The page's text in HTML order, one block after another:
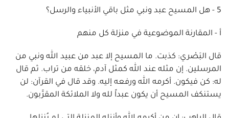
5 - هل المسيح عبد ونبي مثل باقي الأنبياء والرسل؟
أ - المقارنة الموضوعية في منزلة كل منهم
قال البَصْري: كذبت. ما المسيح إلا عبد من عبيد الله ونبي من
المرسلين. إن مثله عند الله كمثل آدم، خلقه من تراب. ثم قال
له: كن فيكون. أكرمه الله ورفعه إليه. وقد قال في القرآن: لن
يستنكف المسيح أن يكون عبداً لله ولا الملائكة المقرَّبون.